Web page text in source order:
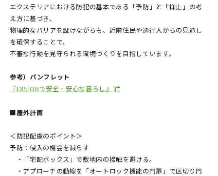
エクステリアにおける防犯の基本である「予防」と「抑止」の考
え方に基づき、
物理的なバリアを設けながらも、近隣住民や通行人からの見通し
を確保することで、
不審な行動を見守られる環境づくりを目指しています。
参考）パンフレット
『EXSIORで安全・安心な暮らし』
■屋外計画
＜防犯配慮のポイント＞
予防：侵入の機会を減らす
・「宅配ボックス」で敷地内の接触を避ける。
・アプローチの動線を「オートロック機能の門扉」で区切り門